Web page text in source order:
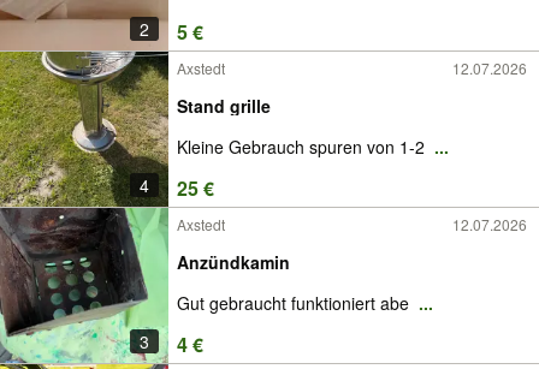
2 5 €
4
Axstedt 12.07.2026
Stand grille
Kleine Gebrauch spuren von 1-2 ...
25 €
3
Axstedt 12.07.2026
Anzündkamin
Gut gebraucht funktioniert abe ...
4 €